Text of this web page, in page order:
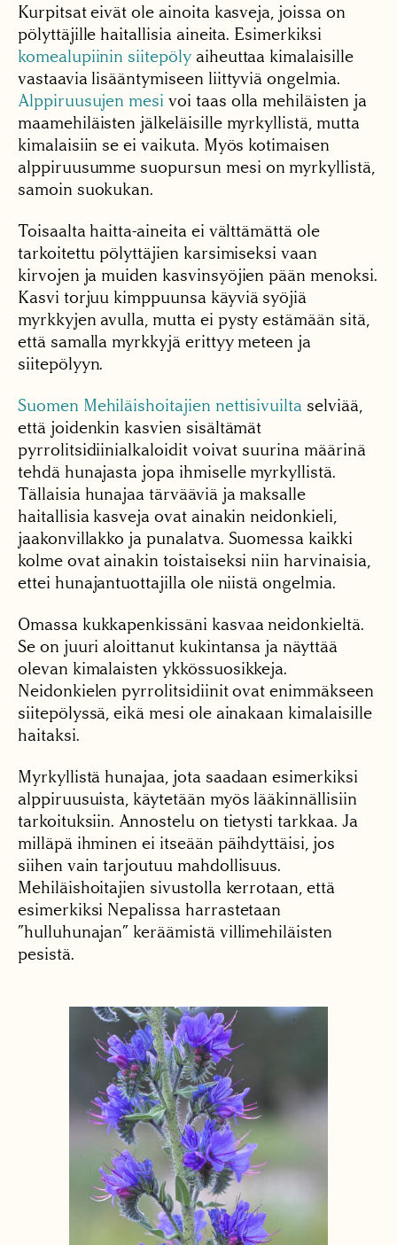
Kurpitsat eivät ole ainoita kasveja, joissa on
pölyttäjille haitallisia aineita. Esimerkiksi
komealupiinin siitepölyaiheuttaa kimalaisille
vastaavia lisääntymiseen liittyviä ongelmia.
Alppiruusujen mesi voi taas olla mehiläisten ja
maamehiläisten jälkeläisille myrkyllistä, mutta
kimalaisiin se ei vaikuta. Myös kotimaisen
alppiruusumme suopursun mesi on myrkyllistä,
samoin suokukan.
Toisaalta haitta-aineita ei välttämättä ole
tarkoitettu pölyttäjien karsimiseksi vaan
kirvojen ja muiden kasvinsyöjien pään menoksi.
Kasvi torjuu kimppuunsa käyviä syöjiä
myrkkyjen avulla, mutta ei pysty estämään sitä,
että samalla myrkkyjä erittyy meteen ja
siitepölyyn.
Suomen Mehiläishoitajien nettisivuilta selviää,
että joidenkin kasvien sisältämät
pyrrolitsidiinialkaloidit voivat suurina määrinä
tehdä hunajasta jopa ihmiselle myrkyllistä.
Tällaisia hunajaa tärvääviä ja maksalle
haitallisia kasveja ovat ainakin neidonkieli,
jaakonvillakko ja punalatva. Suomessa kaikki
kolme ovat ainakin toistaiseksi niin harvinaisia,
ettei hunajantuottajilla ole niistä ongelmia.
Omassa kukkapenkissäni kasvaa neidonkieltä.
Se on juuri aloittanut kukintansa ja näyttää
olevan kimalaisten ykkössuosikkeja.
Neidonkielen pyrrolitsidiinit ovat enimmäkseen
siitepölyssä, eikä mesi ole ainakaan kimalaisille
haitaksi.
Myrkyllistä hunajaa, jota saadaan esimerkiksi
alppiruusuista, käytetään myös lääkinnällisiin
tarkoituksiin. Annostelu on tietysti tarkkaa. Ja
milläpä ihminen ei itseään päihdyttäisi, jos
siihen vain tarjoutuu mahdollisuus.
Mehiläishoitajien sivustolla kerrotaan, että
esimerkiksi Nepalissa harrastetaan
”hulluhunajan” keräämistä villimehiläisten
pesistä.